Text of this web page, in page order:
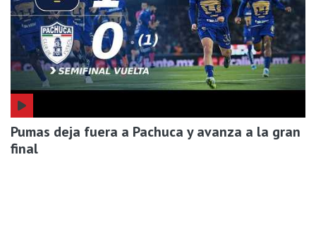
Pumas deja fuera a Pachuca y avanza a la gran
final